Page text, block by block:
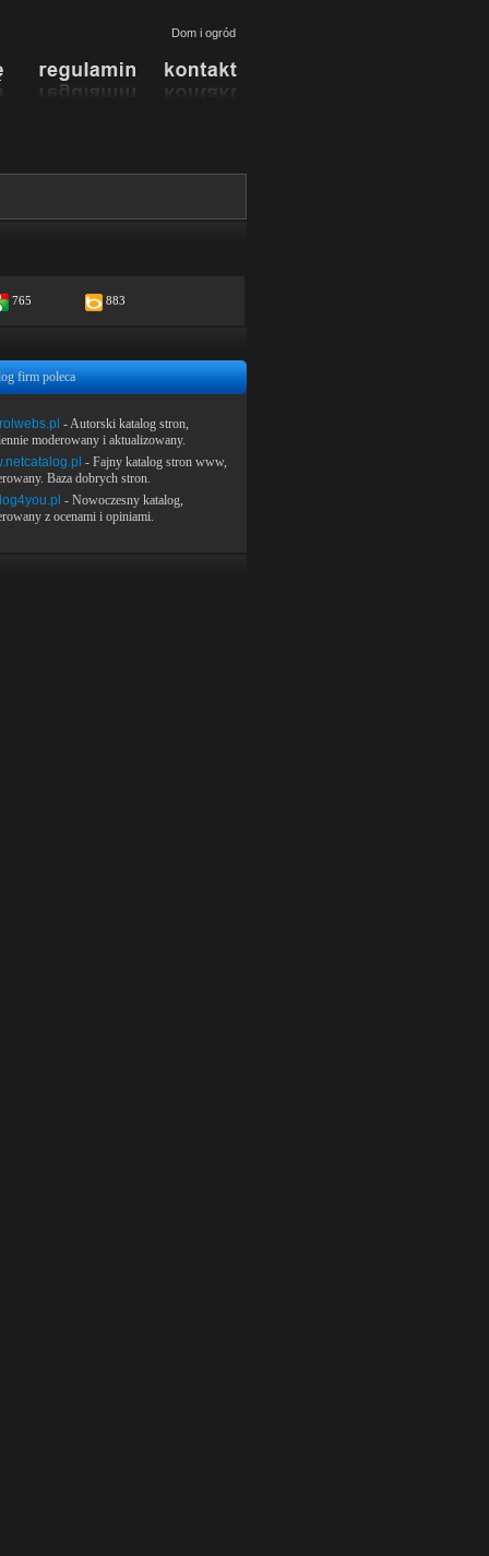
Dom i ogród
765 883
firm poleca
- Autorski katalog stron,
moderowany i aktualizowany.
- Fajny katalog stron www,
Baza dobrych stron.
- Nowoczesny katalog,
z ocenami i opiniami.